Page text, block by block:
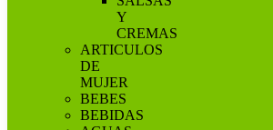
Y
CREMAS
ARTICULOS
DE
MUJER
BEBES
BEBIDAS